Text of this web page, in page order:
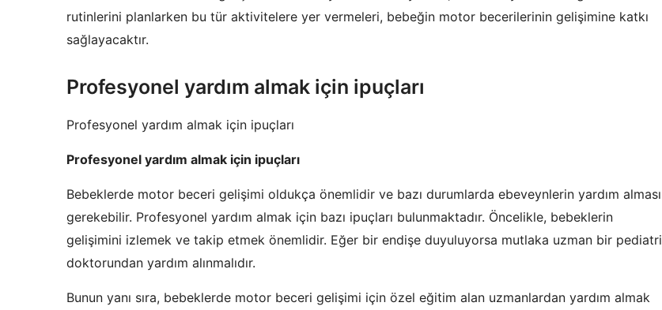
rutinlerini planlarken bu tür aktivitelere yer vermeleri, bebeğin motor becerilerinin gelişimine katkı
sağlayacaktır.
Profesyonel yardım almak için ipuçları
Profesyonel yardım almak için ipuçları
Profesyonel yardım almak için ipuçları
Bebeklerde motor beceri gelişimi oldukça önemlidir ve bazı durumlarda ebeveynlerin yardım alması
gerekebilir. Profesyonel yardım almak için bazı ipuçları bulunmaktadır. Öncelikle, bebeklerin
gelişimini izlemek ve takip etmek önemlidir. Eğer bir endişe duyuluyorsa mutlaka uzman bir pediatri
doktorundan yardım alınmalıdır.
Bunun yanı sıra, bebeklerde motor beceri gelişimi için özel eğitim alan uzmanlardan yardım almak